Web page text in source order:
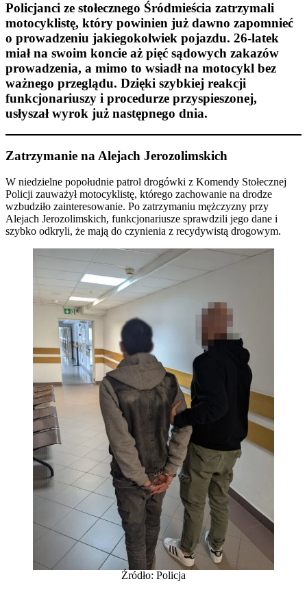
Policjanci ze stołecznego Śródmieścia zatrzymali
motocyklistę, który powinien już dawno zapomnieć
o prowadzeniu jakiegokolwiek pojazdu. 26-latek
miał na swoim koncie aż pięć sądowych zakazów
prowadzenia, a mimo to wsiadł na motocykl bez
ważnego przeglądu. Dzięki szybkiej reakcji
funkcjonariuszy i procedurze przyspieszonej,
usłyszał wyrok już następnego dnia.
Zatrzymanie na Alejach Jerozolimskich
W niedzielne popołudnie patrol drogówki z Komendy Stołecznej
Policji zauważył motocyklistę, którego zachowanie na drodze
wzbudziło zainteresowanie. Po zatrzymaniu mężczyzny przy
Alejach Jerozolimskich, funkcjonariusze sprawdzili jego dane i
szybko odkryli, że mają do czynienia z recydywistą drogowym.
Źródło: Policja